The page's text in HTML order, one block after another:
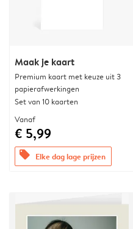
Maak je kaart
Premium kaart met keuze uit 3
papierafwerkingen
Set van 10 kaarten
Vanaf
€ 5,99
offers Elke dag lage prijzen